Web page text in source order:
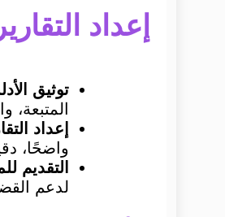
إعداد
توثيق
المتبعة،
إعداد
واضحًا،
التقديم
لدعم